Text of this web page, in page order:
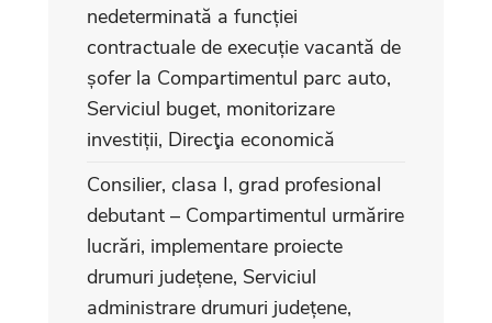
nedeterminată a funcției
contractuale de execuție vacantă de
șofer la Compartimentul parc auto,
Serviciul buget, monitorizare
investiții, Direcţia economică
Consilier, clasa I, grad profesional
debutant – Compartimentul urmărire
lucrări, implementare proiecte
drumuri județene, Serviciul
administrare drumuri județene,